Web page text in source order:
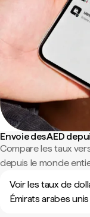
Envoie des AED
Compare les taux
depuis le monde
Voir les taux de
Émirats arabes unis